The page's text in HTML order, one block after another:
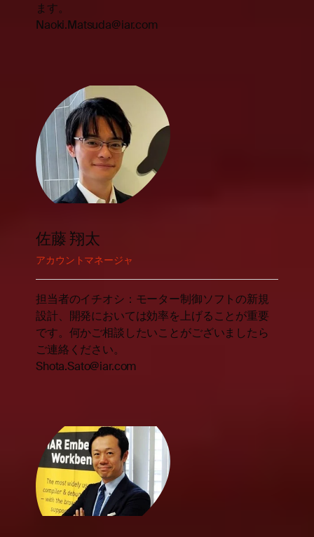
ます。
Naoki.Matsuda@iar.com
佐藤 翔太
アカウントマネージャ
担当者のイチオシ：モーター制御ソフトの新規
設計、開発においては効率を上げることが重要
です。何かご相談したいことがございましたら
ご連絡ください。
Shota.Sato@iar.com